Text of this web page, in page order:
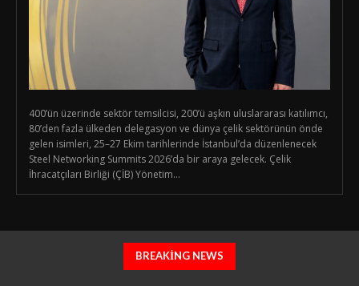
400’ün üzerinde sektör temsilcisi, 200’ü aşkın uluslararası katılımcı,
80’den fazla ülkeden delegasyon ve dünya çelik sektörünün önde
gelen isimleri, 25–27 Ekim tarihlerinde İstanbul’da düzenlenecek
Steel Networking Summits 2026’da bir araya gelecek. Çelik
İhracatçıları Birliği (ÇİB) Yönetim...
BREAKING NEWS